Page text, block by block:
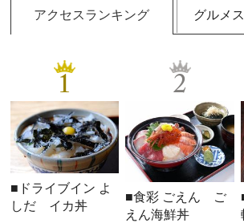
アクセスランキング グルメ
1
■ドライブイン よ
しだ イカ丼
2
■食彩 ごえん ご
えん海鮮丼